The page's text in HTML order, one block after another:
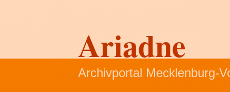
Ariadne
Archivportal Mecklenburg-